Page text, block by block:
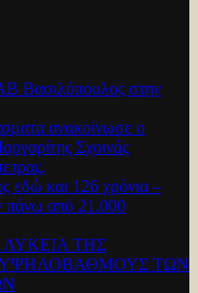
Βασιλόπουλος στην
ανακοίνωσε ο
Σχοινάς
εδώ και 126 χρόνια –
πάνω από 21.000
ΤΗΣ
ΥΨΗΛΟΒΑΘΜΟΥΣ ΤΩΝ